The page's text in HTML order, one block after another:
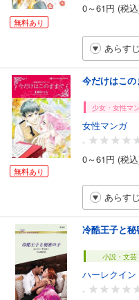
無料あり
0～61円 (税
あらす
無料あり
今だけはこ
少女・女性マ
女性マンガ
-
0～61円 (税
あらす
冷酷王子と秘
小説・文芸
ハーレクイ
-